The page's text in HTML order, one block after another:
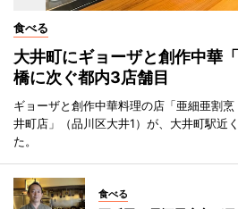
食べる
大井町にギョーザと創作中華
橋に次ぐ都内3店舗目
ギョーザと創作中華料理の店「亜細亜割
井町店」（品川区大井1）が、大井町駅近
た。
食べる